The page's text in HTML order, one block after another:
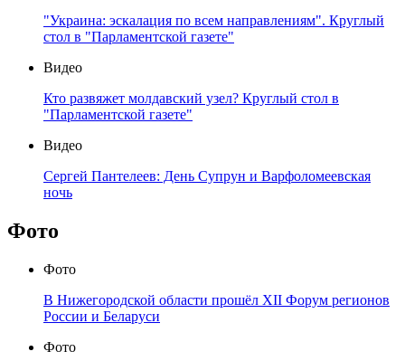
"Украина: эскалация по всем направлениям". Круглый
стол в "Парламентской газете"
Видео
Кто развяжет молдавский узел? Круглый стол в
"Парламентской газете"
Видео
Сергей Пантелеев: День Супрун и Варфоломеевская
ночь
Фото
Фото
В Нижегородской области прошёл XII Форум регионов
России и Беларуси
Фото